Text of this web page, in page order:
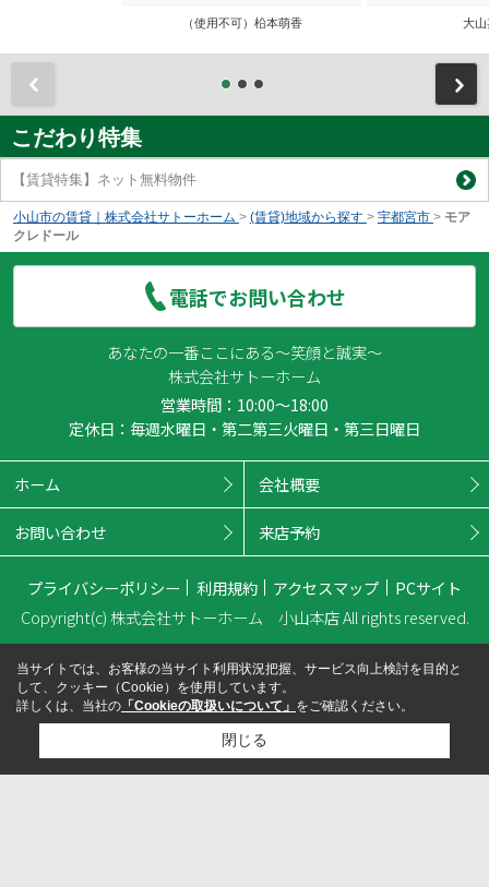
（使用不可）柗本萌香 大山
こだわり特集
【賃貸特集】ネット無料物件
小山市の賃貸｜株式会社サトーホーム > (賃貸)地域から探す > 宇都宮市 > モア
クレドール
電話でお問い合わせ
あなたの一番ここにある～笑顔と誠実～
株式会社サトーホーム
営業時間：10:00～18:00
定休日：毎週水曜日・第二第三火曜日・第三日曜日
ホーム 会社概要
お問い合わせ 来店予約
プライバシーポリシー 利用規約 アクセスマップ
PCサイト
Copyright(c) 株式会社サトーホーム 小山本店 All rights reserved.
当サイトでは、お客様の当サイト利用状況把握、サービス向上検討を目的と
して、クッキー（Cookie）を使用しています。
詳しくは、当社の 「Cookieの取扱いについて」 をご確認ください。
閉じる